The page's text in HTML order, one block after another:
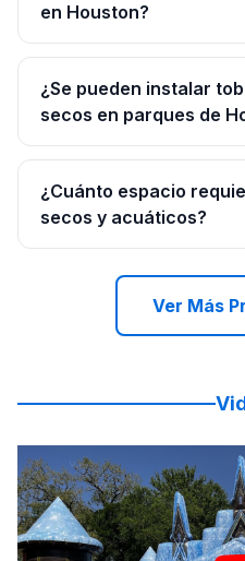
en Houston?
¿Se pueden instalar
secos en parques de
¿Cuánto espacio
secos y acuáticos?
Ver Más